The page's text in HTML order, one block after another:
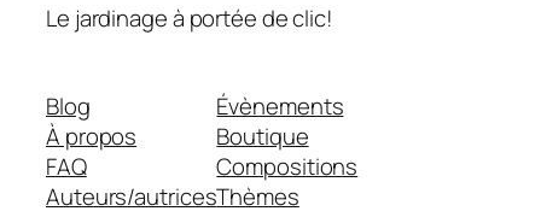
Le jardinage à portée de clic!
Blog
À propos
FAQ
Auteurs/autrices
Évènements
Boutique
Compositions
Thèmes